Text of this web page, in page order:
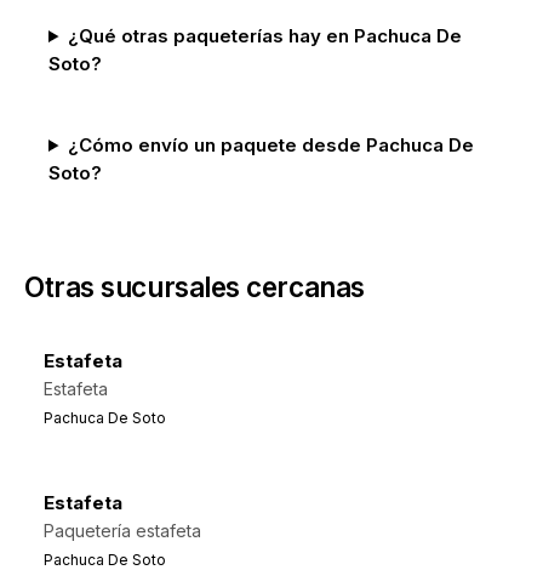
¿Qué otras paqueterías hay en Pachuca De
Soto?
¿Cómo envío un paquete desde Pachuca De
Soto?
Otras sucursales cercanas
Estafeta
Estafeta
Pachuca De Soto
Estafeta
Paquetería estafeta
Pachuca De Soto